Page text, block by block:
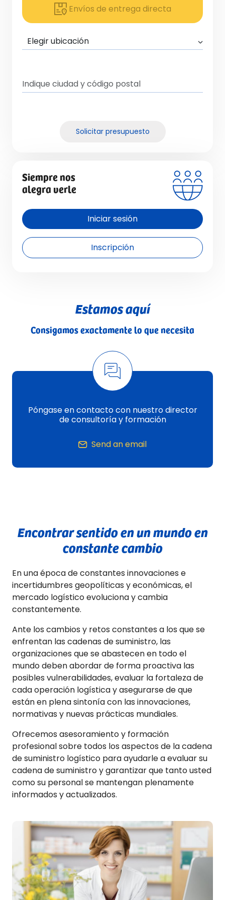
Envíos de entrega directa
Solicitar presupuesto
Siempre nos
alegra verle
Iniciar sesión
Inscripción
Estamos aquí
Consigamos exactamente lo que necesita
Póngase en contacto con nuestro director
de consultoría y formación
Send an email
Encontrar sentido en un mundo en
constante cambio
En una época de constantes innovaciones e
incertidumbres geopolíticas y económicas, el
mercado logístico evoluciona y cambia
constantemente.
Ante los cambios y retos constantes a los que se
enfrentan las cadenas de suministro, las
organizaciones que se abastecen en todo el
mundo deben abordar de forma proactiva las
posibles vulnerabilidades, evaluar la fortaleza de
cada operación logística y asegurarse de que
están en plena sintonía con las innovaciones,
normativas y nuevas prácticas mundiales.
Ofrecemos asesoramiento y formación
profesional sobre todos los aspectos de la cadena
de suministro logístico para ayudarle a evaluar su
cadena de suministro y garantizar que tanto usted
como su personal se mantengan plenamente
informados y actualizados.